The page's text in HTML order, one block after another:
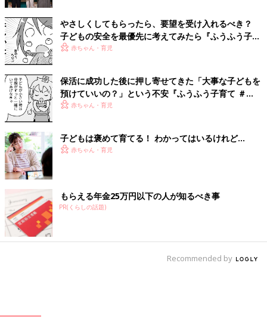
やさしくしてもらったら、要望を受け入れるべき？
子どもの安全を最優先に考えてみたら『ふうふう子育
て ＃59』
赤ちゃん・育児
保活に成功した後に押し寄せてきた「大事な子どもを
預けていいの？」という不安『ふうふう子育て ＃
60』赤ちゃん・育児
子どもは褒めて育てる！ わかってはいるけれど…
赤ちゃん・育児
もらえる年金25万円以下の人が知るべき事
PR(くらしの話題)
Recommended by